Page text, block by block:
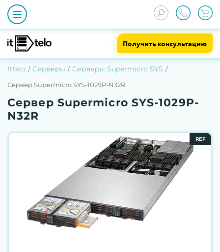
Получить консультацию
Ittelo Серверы Серверы Supermicro SYS
Сервер Supermicro SYS-1029P-N32R
Сервер Supermicro SYS-1029P-
N32R
REF